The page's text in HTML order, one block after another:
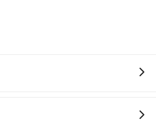
靠近的嘉義高鐵站，叫一輛計程